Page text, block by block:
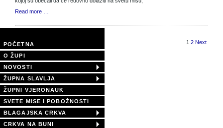
Read more …
1 2 Next
POČETNA
O ŽUPI
NOVOSTI
ŽUPNA SLAVLJA
ŽUPNI VJERONAUK
SVETE MISE I POBOŽNOSTI
BLAGAJSKA CRKVA
CRKVA NA BUNI